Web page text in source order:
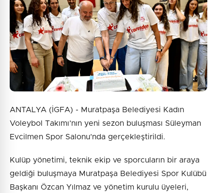
ANTALYA (İGFA) - Muratpaşa Belediyesi Kadın
Voleybol Takımı’nın yeni sezon buluşması Süleyman
Evcilmen Spor Salonu’nda gerçekleştirildi.
Kulüp yönetimi, teknik ekip ve sporcuların bir araya
geldiği buluşmaya Muratpaşa Belediyesi Spor Kulübü
Başkanı Özcan Yılmaz ve yönetim kurulu üyeleri,